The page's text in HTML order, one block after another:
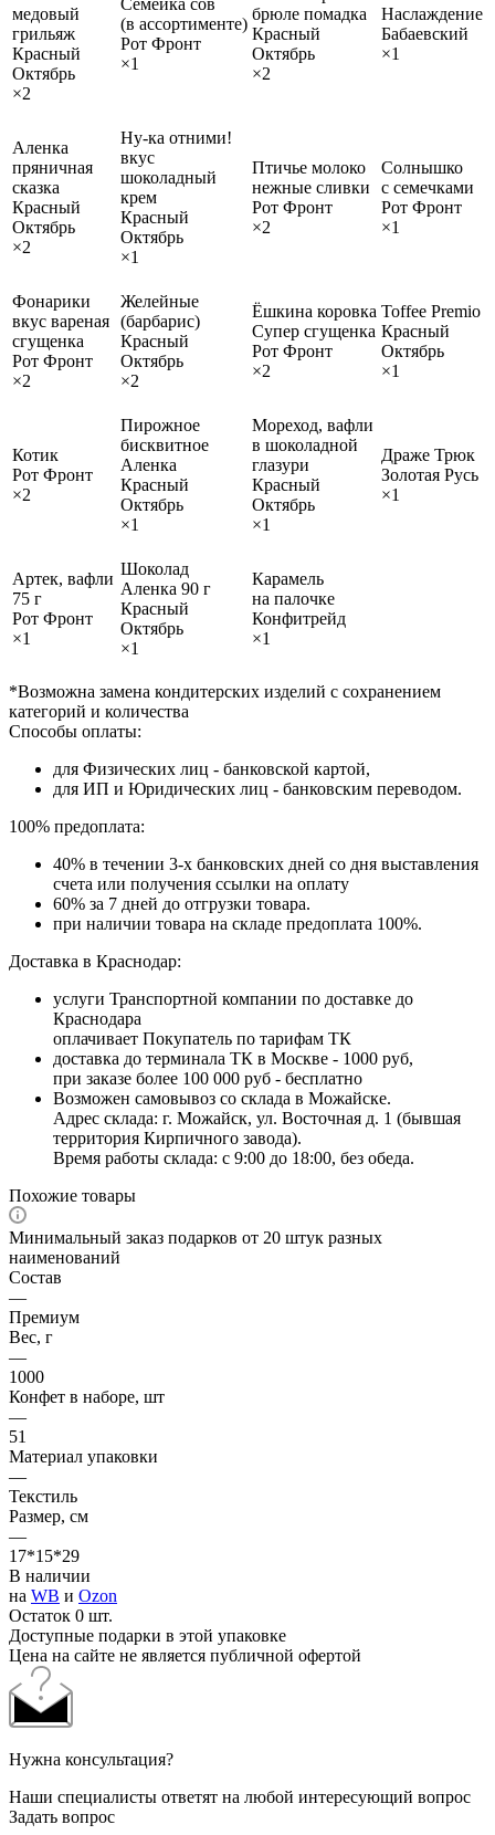
медовый
грильяж
Красный
Октябрь
×2
(в ассортименте)
Рот Фронт
×1
брюле помадка
Красный
Октябрь
×2
Наслаждение
Бабаевский
×1
Аленка
пряничная
сказка
Красный
Октябрь
×2
Ну-ка отними!
вкус
шоколадный
крем
Красный
Октябрь
×1
Птичье молоко
нежные сливки
Рот Фронт
×2
Солнышко
с семечками
Рот Фронт
×1
Фонарики
вкус вареная
сгущенка
Рот Фронт
×2
Желейные
(барбарис)
Красный
Октябрь
×2
Ёшкина коровка
Супер сгущенка
Рот Фронт
×2
Toffee Premio
Красный
Октябрь
×1
Котик
Рот Фронт
×2
Пирожное
бисквитное
Аленка
Красный
Октябрь
×1
Мореход, вафли
в шоколадной
глазури
Красный
Октябрь
×1
Драже Трюк
Золотая Русь
×1
Артек, вафли
75 г
Рот Фронт
×1
Шоколад
Аленка 90 г
Красный
Октябрь
×1
Карамель
на палочке
Конфитрейд
×1
*Возможна замена кондитерских изделий с сохранением
категорий и количества
Способы оплаты:
для Физических лиц - банковской картой,
для ИП и Юридических лиц - банковским переводом.
100% предоплата:
40% в течении 3-х банковских дней со дня выставления
счета или получения ссылки на оплату
60% за 7 дней до отгрузки товара.
при наличии товара на складе предоплата 100%.
Доставка в Краснодар:
услуги Транспортной компании по доставке до
Краснодара
оплачивает Покупатель по тарифам ТК
доставка до терминала ТК в Москве - 1000 руб,
при заказе более 100 000 руб - бесплатно
Возможен самовывоз со склада в Можайске.
Адрес склада: г. Можайск, ул. Восточная д. 1 (бывшая
территория Кирпичного завода).
Время работы склада: с 9:00 до 18:00, без обеда.
Похожие товары
Минимальный заказ подарков от 20 штук разных
наименований
Состав
—
Премиум
Вес, г
—
1000
Конфет в наборе, шт
—
51
Материал упаковки
—
Текстиль
Размер, см
—
17*15*29
В наличии
на WB и Ozon
Остаток 0 шт.
Доступные подарки в этой упаковке
Цена на сайте не является публичной офертой
Нужна консультация?
Наши специалисты ответят на любой интересующий вопрос
Задать вопрос